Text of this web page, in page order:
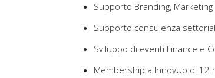
Supporto Branding,
Supporto consulenza
Sviluppo di eventi Finance e
Membership a InnovUp di